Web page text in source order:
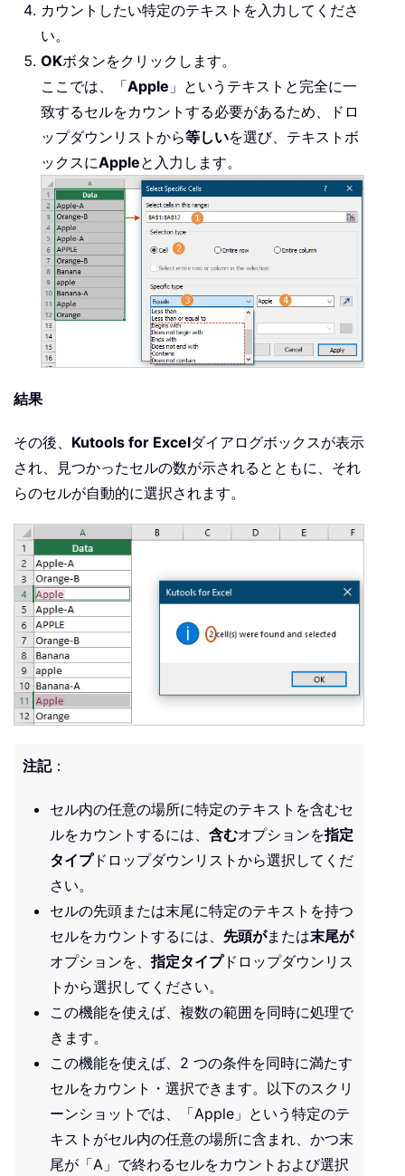
カウントしたい特定のテキストを入力してくださ
い。
OKボタンをクリックします。
ここでは、「Apple 」というテキストと完全に一
致するセルをカウントする必要があるため、ドロ
ップダウンリストから等しいを選び、テキストボ
ックスにAppleと入力します。
結果
その後、 Kutools for Excelダイアログボックスが表示
され、見つかったセルの数が示されるとともに、それ
らのセルが自動的に選択されます。
注記：
セル内の任意の場所に特定のテキストを含むセ
ルをカウントするには、 含むオプションを指定
タイプドロップダウンリストから選択してくだ
さい。
セルの先頭または末尾に特定のテキストを持つ
セルをカウントするには、 先頭がまたは末尾が
オプションを、指定タイプドロップダウンリス
トから選択してください。
この機能を使えば、複数の範囲を同時に処理で
きます。
この機能を使えば、2 つの条件を同時に満たす
セルをカウント・選択できます。以下のスクリ
ーンショットでは、「Apple」という特定のテ
キストがセル内の任意の場所に含まれ、かつ末
尾が「A」で終わるセルをカウントおよび選択